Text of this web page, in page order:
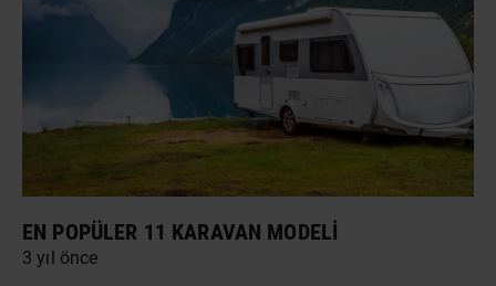
EN POPÜLER 11 KARAVAN MODELI
3 yıl önce